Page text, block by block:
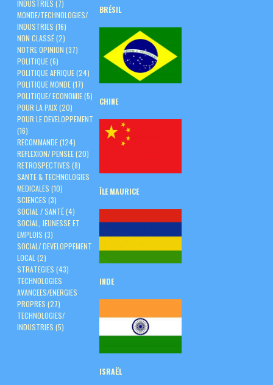
INDUSTRIES (7)
MONDE/TECHNOLOGIES/
INDUSTRIES (16)
NON CLASSÉ(2)
NOTRE OPINION (37)
POLITIQUE(6)
POLITIQUE AFRIQUE(24)
POLITIQUE MONDE(17)
POLITIQUE/ ECONOMIE(5)
POUR LA PAIX(20)
POUR LE DEVELOPPEMENT
(16)
RECOMMANDE(124)
REFLEXION/ PENSEE(20)
RETROSPECTIVES (8)
SANTE & TECHNOLOGIES
MEDICALES (10)
SCIENCES (3)
SOCIAL / SANTÉ(4)
SOCIAL, JEUNESSE ET
EMPLOIS (3)
SOCIAL/ DEVELOPPEMENT
LOCAL (2)
STRATEGIES (43)
TECHNOLOGIES
AVANCEES/ENERGIES
PROPRES (27)
TECHNOLOGIES/
INDUSTRIES (5)
BRÉSIL
CHINE
ÎLEMAURICE
INDE
ISRAËL